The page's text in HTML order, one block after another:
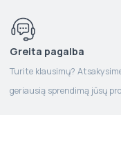
Greita pagalba
Turite klausimų?
geriausią sprendimą jūsų